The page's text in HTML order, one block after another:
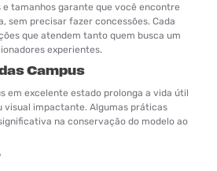
tamanhos garante que você encontre
sem precisar fazer concessões. Cada
que atendem tanto quem busca um
experientes.
Campus
em excelente estado prolonga a vida útil
visual impactante. Algumas práticas
na conservação do modelo ao